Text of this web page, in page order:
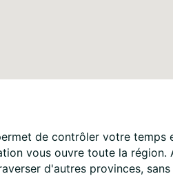
de contrôler votre
vous ouvre toute la
d'autres provinces,